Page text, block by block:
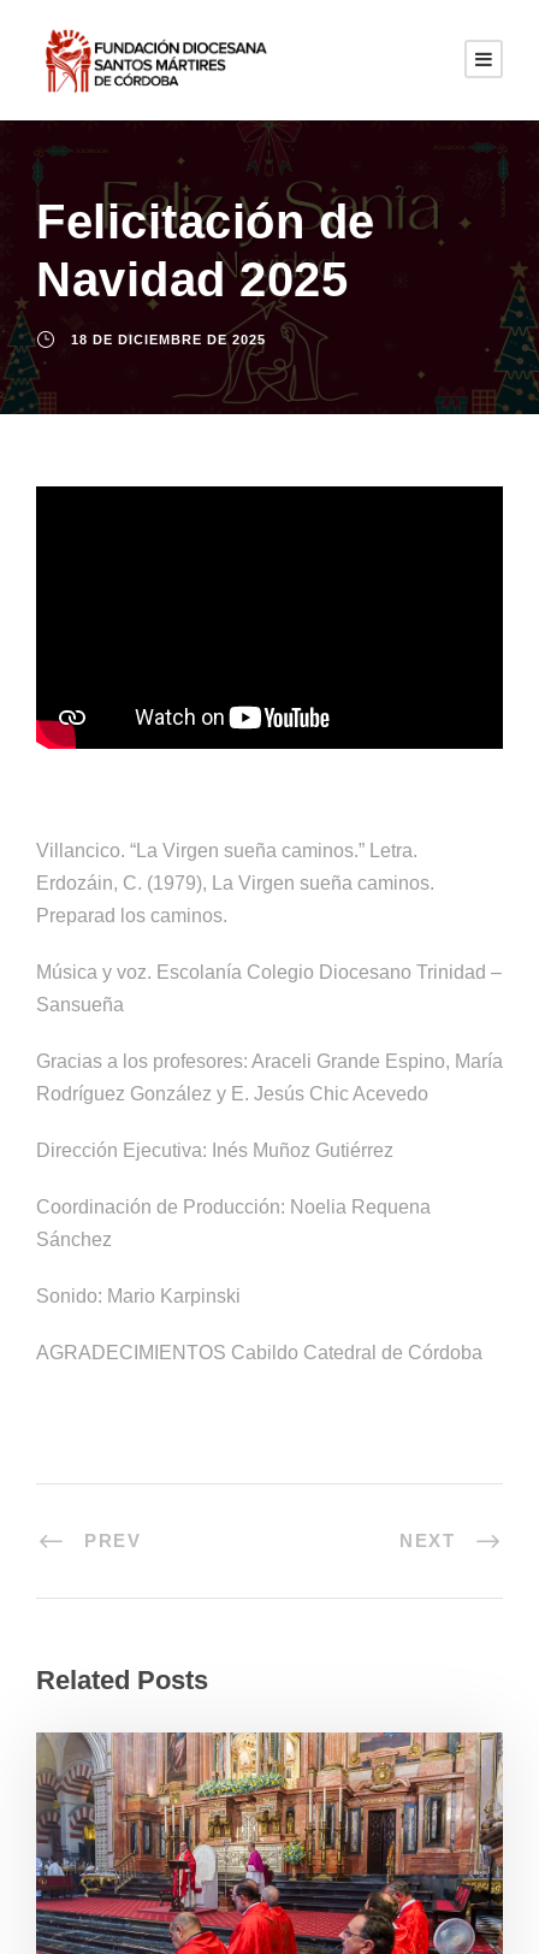
Felicitación de
Navidad 2025
18 DE DICIEMBRE DE 2025
Villancico. “La Virgen sueña caminos.” Letra.
Erdozáin, C. (1979), La Virgen sueña caminos.
Preparad los caminos.
Música y voz. Escolanía Colegio Diocesano Trinidad –
Sansueña
Gracias a los profesores: Araceli Grande Espino, María
Rodríguez González y E. Jesús Chic Acevedo
Dirección Ejecutiva: Inés Muñoz Gutiérrez
Coordinación de Producción: Noelia Requena
Sánchez
Sonido: Mario Karpinski
AGRADECIMIENTOS Cabildo Catedral de Córdoba
PREV NEXT
Related Posts